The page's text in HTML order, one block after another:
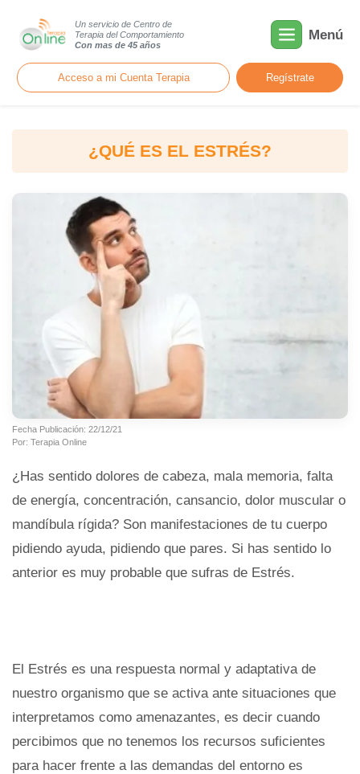
Un servicio de Centro de
Terapia del Comportamiento
Con mas de 45 años
Menú
Acceso a mi Cuenta Terapia Regístrate
¿QUÉ ES EL ESTRÉS?
Fecha Publicación: 22/12/21
Por: Terapia Online
¿Has sentido dolores de cabeza, mala memoria, falta
de energía, concentración, cansancio, dolor muscular o
mandíbula rígida? Son manifestaciones de tu cuerpo
pidiendo ayuda, pidiendo que pares. Si has sentido lo
anterior es muy probable que sufras de Estrés.
El Estrés es una respuesta normal y adaptativa de
nuestro organismo que se activa ante situaciones que
interpretamos como amenazantes, es decir cuando
percibimos que no tenemos los recursos suficientes
para hacer frente a las demandas del entorno es